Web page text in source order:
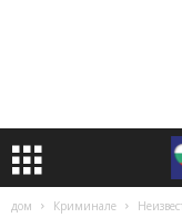
дом Криминале